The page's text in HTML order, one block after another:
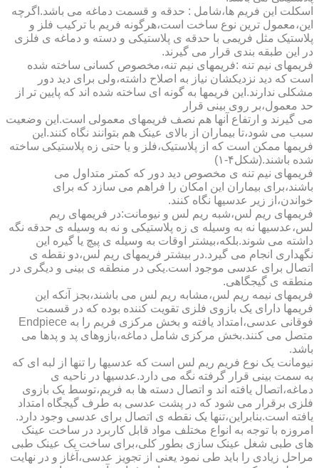
اسکلت این فریم ها،شامل : حدقه و قسمت دماغه می باشد.اگرچه
این،معمول ترین نوع ساخت است،هرگونه فریم با ترکیب فلز و
پلاستیک مثل فریمی با حدقه ی پلاستیکی و دسته و دماغه ی فلزی
در این طبقه بندی قرار می گیرند.
فریمهای نیم تنه :فریمهای نیم تنه،مخصوص کسانی ساخته شده
است که دید نزدیکشان نیاز به اصلاح داشته،ولی برای دید دور
مشکلی ندارند.این فریمها به گونه ای ساخته شده اند که پایین تر از
حد معمول،بر روی بینی قرار
می گیرند و ارتفاع آنها هم نصف فریمهای معمولی است.این وضعیت
سبب می شود،تا بیماران از بالای عینک هم بتوانند نگاه کنند.این
فریمها ممکن است که از پلاستیک،فلز و یا حتی زه پلاستیکی ساخته
شده باشند.(شکل۴-۱)
فریمهای نیم تنه ی مخصوص دید دور که کمتر متداول می
باشند،برای بیماران این امکان را فراهم می سازد که برای
خواندن،از زیر عدسیها نگاه کنند.
فریمهای ریم لس،شبه ریم لس و نیومانت:در فریمهای ریم
لس،عدسیها نه به وسیله ی زه پلاستیکی و نه به وسیله ی حدقه نگه
داشته می شوند.بلکه،بیشتر اوقات به وسیله ی پیچ یا گیره این
نگهداری انجام می گیرد.در بیشتر فریمهای ریم لس،دو نقطه ی
اتصال برای عدسی موجود است.یکی در منطقه ی بینی و دیگری در
منطقه ی گیجگاهی.
فریمهای نیمه ریم لس،مشابه ریم لس می باشند،بجز آنکه این
فریمها دارای یک بازوی فلزی تقویت کننده بوده که در قسمت
فوقانی عدسی،امتداد یافته و بخش مرکزی فریم را به Endpiece
متصل می کنند.بخش مرکزی شامل دماغه،بازوهای پد و پدها می
باشد.
نیومانت یک نوع فریم ریم لس است که عدسیها را تنها از لبه ای که
به سمت بینی قرار گرفته نگه می دارد.عدسیها در ناحیه ی
دماغه،اتصال یافته اند و اتصال دسته ها به فریم،توسط یک بازوی
فلزی برقرار می شود که در پشت عدسی به طرف گیجگاه امتداد
یافته است.بنابراین،تنها یک نقطه ی اتصال برای عدسی وجود دارد.
امروزه با توجه به انواع مختلف مواد قابل کاربرد در ساخت عینک
های طبی شغل عینک سازی بطور کلی،برای ساخت یک عینک طبی
مراحل زیادی را باید طی نمود یعنی از تجویز عدسی،آغاز و در نهایت